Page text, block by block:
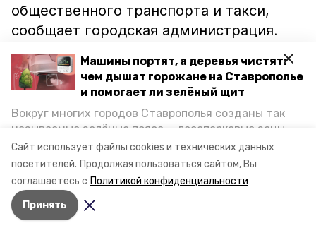
Сайт использует файлы cookies и технических данных
посетителей. Продолжая пользоваться сайтом, Вы
соглашаетесь с Политикой конфиденциальности
Принять
Машины портят, а деревья чистят:
чем дышат горожане на Ставрополье
и помогает ли зелёный щит
Вокруг многих городов Ставрополья созданы так
называемые зелёные пояса — лесопарковые зоны,
снижающие негативное воздействие выхлопных
газов на атмосферу. Справляются ли они с
постоянно растущим потоком автотранспорта и
каким воздухом дышат жители края, узнала
корреспондент «Победы26».
общественного транспорта и такси,
сообщает городская администрация.
Кроме этого, горизонтальную
дорожную разметку нанесут на 41 улице
Невинномысска.
Напомним, в преддверии купального
сезона в городеотремонтировали пирс
Авторы: Анастасия Бурдыга